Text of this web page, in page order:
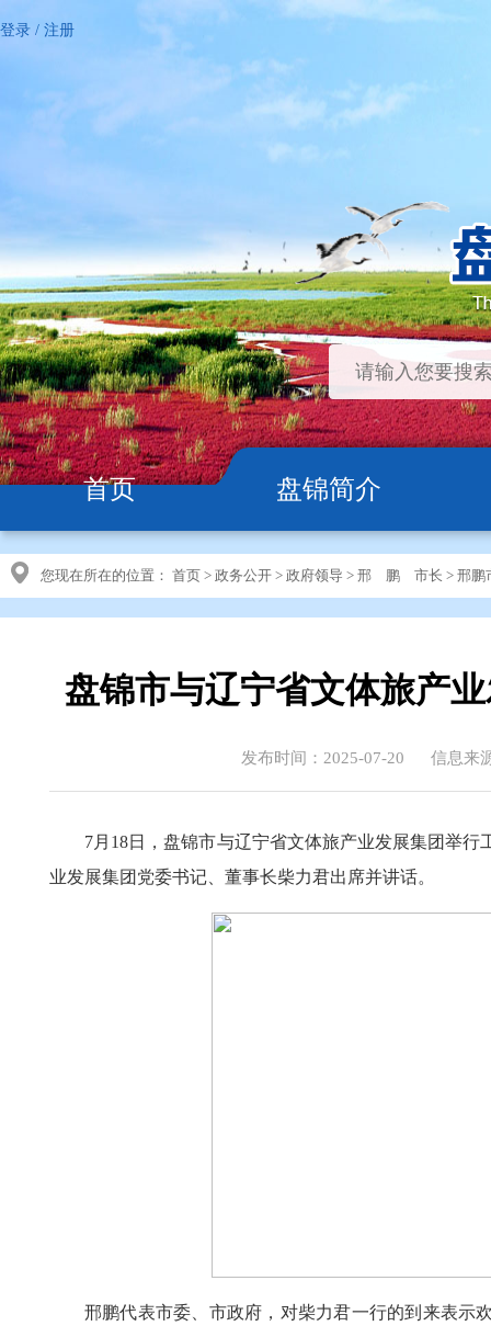
登录 / 注册
首页 盘锦简介
您现在所在的位置： 首页 > 政务公开 > 政府领导 > 邢 鹏 市长 > 邢鹏
盘锦市与辽宁省文体旅产
发布时间：2025-07-20 信息来
7月18日，盘锦市与辽宁省文体旅产业发展集团举
业发展集团党委书记、董事长柴力君出席并讲话。
邢鹏代表市委、市政府，对柴力君一行的到来表示